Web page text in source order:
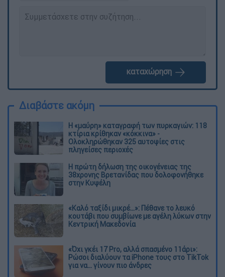
καταχώρηση
Διαβάστε ακόμη
Η «μαύρη» καταγραφή των πυρκαγιών: 118
κτίρια κρίθηκαν «κόκκινα» -
Ολοκληρώθηκαν 325 αυτοψίες στις
πληγείσες περιοχές
Η πρώτη δήλωση της οικογένειας της
38χρονης Βρετανίδας που δολοφονήθηκε
στην Κυψέλη
«Καλό ταξίδι μικρέ...»: Πέθανε το λευκό
κουτάβι που συμβίωνε με αγέλη λύκων στην
Κεντρική Μακεδονία
«Όχι γκέι 17 Pro, αλλά σπασμένο 11άρι»:
Ρώσοι διαλύουν τα iPhone τους στο TikTok
για να... γίνουν πιο άνδρες